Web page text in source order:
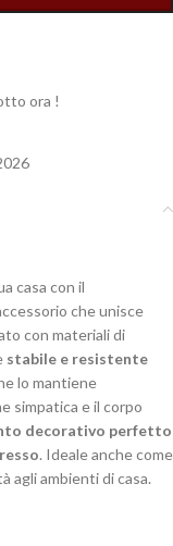
ora !
casa con il
che unisce
con materiali di
stabile e resistente
lo mantiene
simpatica e il corpo
decorativo perfetto
. Ideale anche come
agli ambienti di casa.